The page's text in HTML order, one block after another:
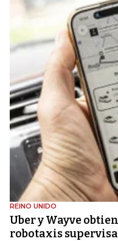
REINO UNIDO
Uber y Wayve
robotaxis